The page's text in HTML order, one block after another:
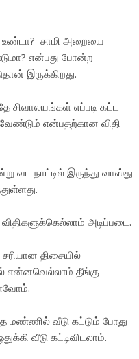
உண்டா? சாமி அறையை
என்பது போன்ற
இருக்கிறது.
சிவாலயங்கள் எப்படி கட்ட
என்பதற்கான விதி
வட நாட்டில் இருந்து வாஸ்து
அடிப்படை.
சரியான திசையில்
என்னவெல்லாம் தீங்கு
மண்ணில் வீடு கட்டும் போது
வீடு கட்டிவிடலாம்.